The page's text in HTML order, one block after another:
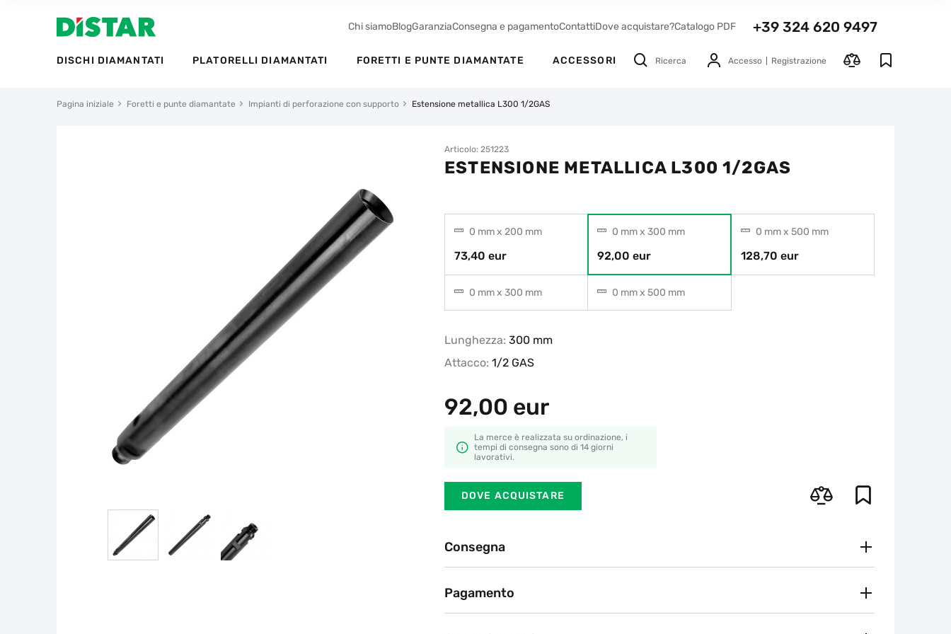
Chi siamoBlogGaranziaConsegna e pagamentoContattiDove acquistare?Catalogo PDF +39 324 620 9497
DISCHI DIAMANTATI PLATORELLI DIAMANTATI FORETTI E PUNTE DIAMANTATE ACCESSORI Ricerca Accesso Registrazione
Pagina iniziale Foretti e punte diamantate Impianti di perforazione con supporto Estensione metallica L300 1/2GAS
Articolo: 251223
ESTENSIONE METALLICA L300 1/2GAS
0 mm x 200 mm
73,40 eur
0 mm x 300 mm
92,00 eur
0 mm x 500 mm
128,70 eur
0 mm x 300 mm 0 mm x 500 mm
Lunghezza: 300 mm
Attacco: 1/2 GAS
92,00 eur
La merce è realizzata su ordinazione, i
tempi di consegna sono di 14 giorni
lavorativi.
DOVE ACQUISTARE
Consegna
BRT, DHL, Poste Italiane
Secondo le tariffe del vettore
Pagamento